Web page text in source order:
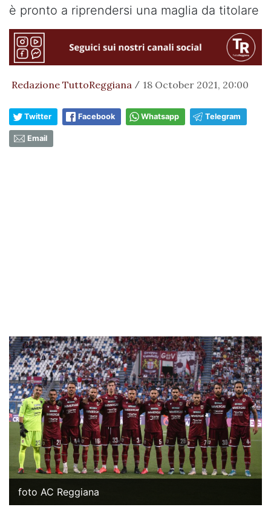
è pronto a riprendersi una maglia da titolare
Redazione TuttoReggiana / 18 October 2021, 20:00
Twitter Facebook Whatsapp Telegram
Email
foto AC Reggiana